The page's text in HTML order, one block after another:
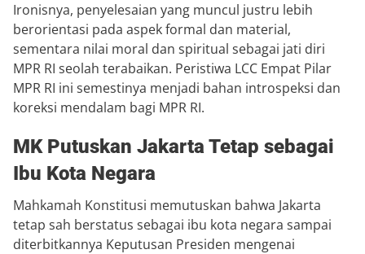
Ironisnya, penyelesaian yang muncul justru lebih
berorientasi pada aspek formal dan material,
sementara nilai moral dan spiritual sebagai jati diri
MPR RI seolah terabaikan. Peristiwa LCC Empat Pilar
MPR RI ini semestinya menjadi bahan introspeksi dan
koreksi mendalam bagi MPR RI.
MK Putuskan Jakarta Tetap sebagai
Ibu Kota Negara
Mahkamah Konstitusi memutuskan bahwa Jakarta
tetap sah berstatus sebagai ibu kota negara sampai
diterbitkannya Keputusan Presiden mengenai